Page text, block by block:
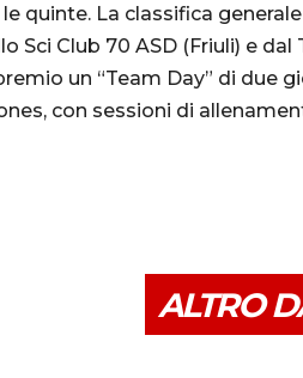
quinte. La classifica
Sci Club 70 ASD (Friuli) e dal
un “Team Day” di due
con sessioni di
ALTRO